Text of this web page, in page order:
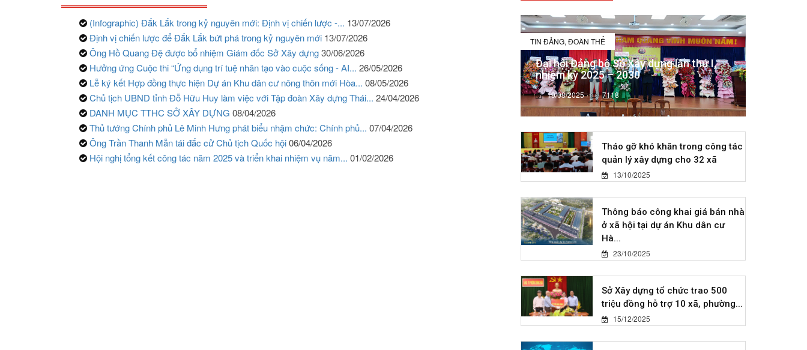
(Infographic) Đắk Lắk trong kỷ nguyên mới: Định vị chiến lược -... 13/07/2026
Định vị chiến lược để Đắk Lắk bứt phá trong kỷ nguyên mới 13/07/2026
Ông Hồ Quang Đệ được bổ nhiệm Giám đốc Sở Xây dựng30/06/2026
Hưởng ứng Cuộc thi “Ứng dụng trí tuệ nhân tạo vào cuộc sống - AI... 26/05/2026
Lễ ký kết Hợp đồng thực hiện Dự án Khu dân cư nông thôn mới Hòa... 08/05/2026
Chủ tịch UBND tỉnh Đỗ Hữu Huy làm việc với Tập đoàn Xây dựng Thái... 24/04/2026
DANH MỤC TTHC SỞ XÂY DỰNG 08/04/2026
Thủ tướng Chính phủ Lê Minh Hưng phát biểu nhậm chức: Chính phủ... 07/04/2026
Ông Trần Thanh Mẫn tái đắc cử Chủ tịch Quốc hội06/04/2026
Hội nghị tổng kết công tác năm 2025 và triển khai nhiệm vụ năm... 01/02/2026
TIN ĐẢNG, ĐOÀN THỂ
Đại hội Đảng bộ Sở Xây dựng lần thứ I,
nhiệm kỳ 2025 – 2030
19/08/2025 7118
Tháo gỡ khó khăn trong công tác
quản lý xây dựng cho 32 xã
13/10/2025
Thông báo công khai giá bán nhà
ở xã hội tại dự án Khu dân cư
Hà...
23/10/2025
Sở Xây dựng tổ chức trao 500
triệu đồng hỗ trợ 10 xã, phường...
15/12/2025